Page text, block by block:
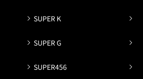
SUPER K
SUPER G
SUPER456